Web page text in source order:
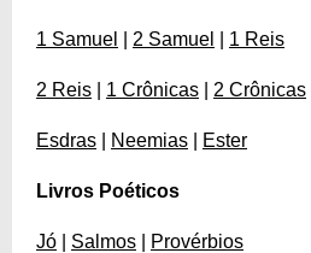
1 Samuel 2 Samuel 1 Reis
2 Reis 1 Crônicas 2 Crônicas
Esdras Neemias Ester
Livros Poéticos
Jó Salmos Provérbios